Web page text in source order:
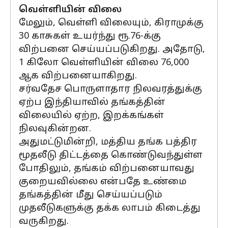
வெள்ளியின் விலை
மேலும், வெள்ளி விலையும், கிராமுக்கு
30 காசுகள் உயர்ந்து ரூ.76-க்கு
விற்பனை செய்யப்படுகிறது. அதோடு,
1 கிலோ வெள்ளியின் விலை 76,000
ஆக விற்பனையாகிறது.
சர்வதேச பொருளாதார நிலவரத்துக்கு
ஏற்ப இந்தியாவில் தங்கத்தின்
விலையில் ஏற்ற, இறக்கங்கள்
நிலவுகின்றன.
அதுமட்டுமின்றி, மத்திய தங்க பத்திர
மூதலீடு திட்டத்தை கொண்டுவந்துள்ள
போதிலும், தங்கம் விற்பனையாவது
குறையவில்லை என்பதே உண்மை
தங்கத்தின் மீது செய்யப்படும்
முதலீடுகளுக்கு தக்க லாபம் கிடைத்து
வருகிறது.